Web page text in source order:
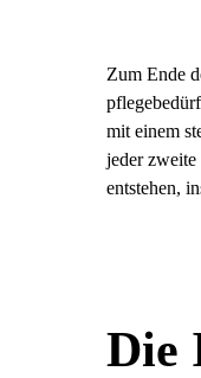
Zum Ende
mit einem
jeder
entstehen,
Die